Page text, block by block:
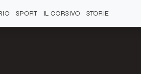
SPORT IL CORSIVO STORIE